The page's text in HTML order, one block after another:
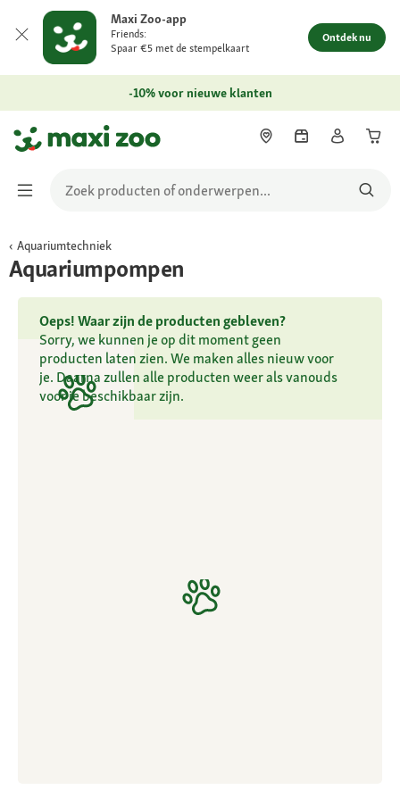
Maxi Zoo-app
Friends:
Spaar €5 met de stempelkaart
Ontdek nu
-10% voor nieuwe klanten
Aquariumtechniek
Aquariumpompen
Oeps! Waar zijn de producten gebleven?
Sorry, we kunnen je op dit moment geen
producten laten zien. We maken alles nieuw voor
je. Daarna zullen alle producten weer als vanouds
voor je beschikbaar zijn.